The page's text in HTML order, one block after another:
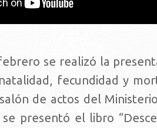
se realizó la
fecundidad y
de actos del
se presentó el libro